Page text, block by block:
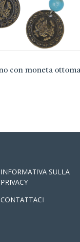
Bracciale colorato
INFORMATIVA SULLA
PRIVACY
CONTATTACI